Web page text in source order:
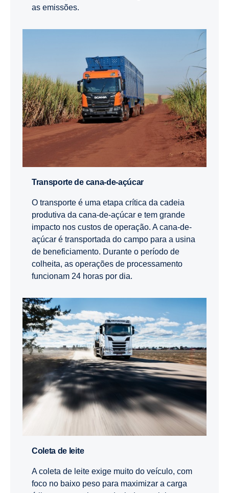
as emissões.
Transporte de cana-de-açúcar
O transporte é uma etapa crítica da cadeia
produtiva da cana-de-açúcar e tem grande
impacto nos custos de operação. A cana-de-
açúcar é transportada do campo para a usina
de beneficiamento. Durante o período de
colheita, as operações de processamento
funcionam 24 horas por dia.
Coleta de leite
A coleta de leite exige muito do veículo, com
foco no baixo peso para maximizar a carga